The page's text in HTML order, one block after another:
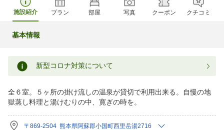
施設紹介 プラン 部屋 写真 クーポン クチコミ
基本情報
新型コロナ対策について
全６室。５ヶ所の掛け流しの温泉が貸切で利用出来る。自慢の地
獄蒸し料理と湯けむりの中、寛ぎの時を。
〒869-2504 熊本県阿蘇郡小国町西里岳湯2716